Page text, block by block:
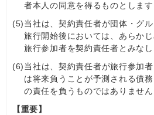
者本人の同意を得るものとします
(5)当社は、契約責任者が団体・グ
旅行開始後においては、あらか
旅行参加者を契約責任者とみなし
(6)当社は、契約責任者が旅行参加
は将来負うことが予測される債
の責任を負うものではありません
【重要】